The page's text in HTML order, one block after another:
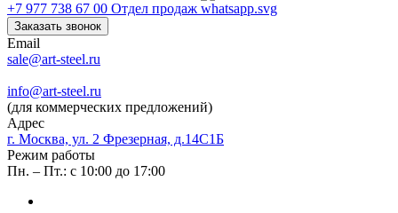
+7 977 738 67 00 Отдел продаж
Заказать звонок
Email
sale@art-steel.ru
info@art-steel.ru
(для коммерческих предложений)
Адрес
г. Москва, ул. 2 Фрезерная, д.14С1Б
Режим работы
Пн. – Пт.: с 10:00 до 17:00